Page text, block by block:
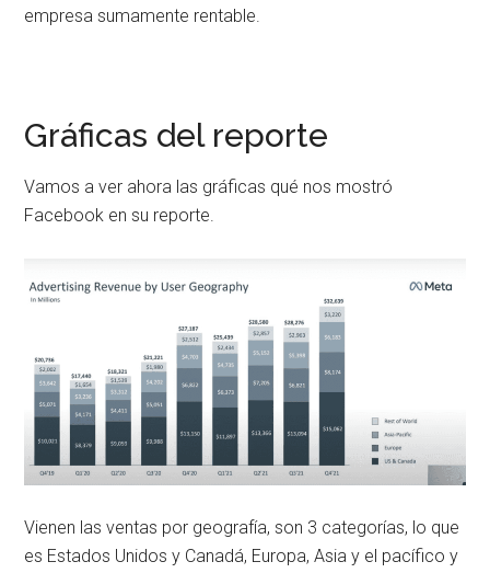
empresa sumamente rentable.
Gráficas del reporte
Vamos a ver ahora las gráficas qué nos mostró
Facebook en su reporte.
Vienen las ventas por geografía, son 3 categorías, lo que
es Estados Unidos y Canadá, Europa, Asia y el pacífico y